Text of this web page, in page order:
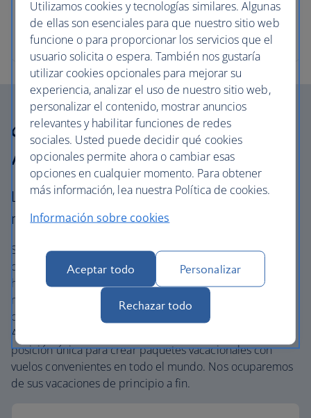
¿Por qué elegir British
Airways Holidays?
La experiencia con British Airways es mucho
más que un simple vuelo.
Somos una de las compañías de vacaciones más grandes
del Reino Unido y ofrecemos hoteles y complejos
hoteleros cuidadosamente seleccionados en los lugares
más increíbles, además de alquiler de coches sin extras
ocultos. Nuestro acceso a la extensa red global de British
Airways y a la alianza
posición única para crear paquetes vacacionales con
vuelos convenientes en todo el mundo. Nos ocuparemos
de sus vacaciones de principio a fin.
Utilizamos cookies y tecnologías similares. Algunas
de ellas son esenciales para que nuestro sitio web
funcione o para proporcionar los servicios que el
usuario solicita o espera. También nos gustaría
utilizar cookies opcionales para mejorar su
experiencia, analizar el uso de nuestro sitio web,
personalizar el contenido, mostrar anuncios
relevantes y habilitar funciones de redes
sociales. Usted puede decidir qué cookies
opcionales permite ahora o cambiar esas
opciones en cualquier momento. Para obtener
más información, lea nuestra Política de cookies.
Información sobre cookies
Aceptar todo Personalizar
Rechazar todo